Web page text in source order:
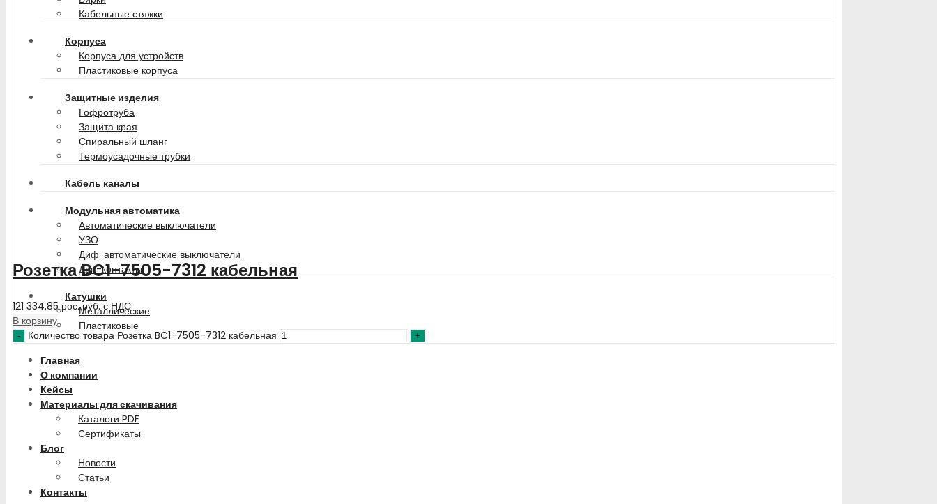
Кабельные стяжки
Корпуса
Корпуса для устройств
Пластиковые корпуса
Защитные изделия
Гофротруба
Защита края
Спиральный шланг
Термоусадочные трубки
Кабель каналы
Модульная автоматика
Автоматические выключатели
УЗО
Диф. автоматические выключатели
Доп-контакты
Катушки
Металлические
Пластиковые
Главная
О компании
Кейсы
Материалы для скачивания
Каталоги PDF
Сертификаты
Блог
Новости
Статьи
Контакты
Розетка BC1-7505-7312 кабельная
121 334.85рос. руб.с НДС
В корзину
Количество товара Розетка BC1-7505-7312 кабельная